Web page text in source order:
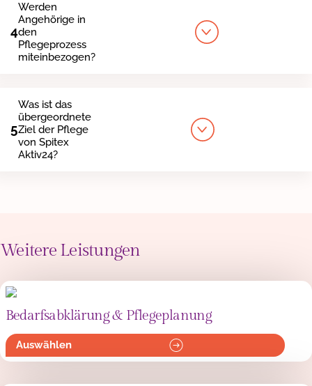
4
Werden
Angehörige in
den
Pflegeprozess
miteinbezogen?
5
Was ist das
übergeordnete
Ziel der Pflege
von Spitex
Aktiv24?
Weitere Leistungen
Bedarfsabklärung & Pflegeplanung
Auswählen